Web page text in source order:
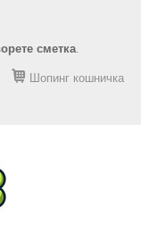
сметка.
Шопинг кошничка